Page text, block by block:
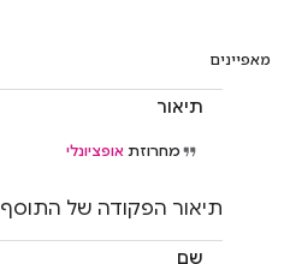
מאפיינים
תיאור
מחרוזת אופציונלי
תיאור הפקודה של התוסף
שם